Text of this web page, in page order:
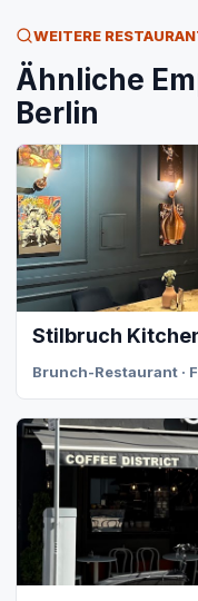
WEITERE
Ähnliche
Berlin
Stilbruch
Brunch-Restaurant ·